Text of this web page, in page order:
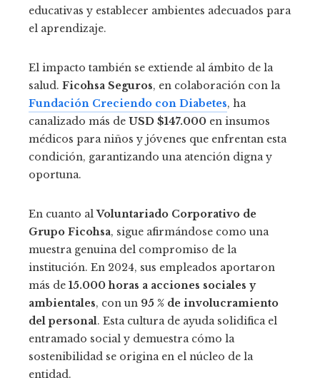
educativas y establecer ambientes adecuados para
el aprendizaje.
El impacto también se extiende al ámbito de la
salud. Ficohsa Seguros, en colaboración con la
Fundación Creciendo con Diabetes, ha
canalizado más de USD $147.000 en insumos
médicos para niños y jóvenes que enfrentan esta
condición, garantizando una atención digna y
oportuna.
En cuanto alVoluntariado Corporativo de
Grupo Ficohsa, sigue afirmándose como una
muestra genuina del compromiso de la
institución. En 2024, sus empleados aportaron
más de 15.000 horas a acciones sociales y
ambientales, con un 95 % de involucramiento
del personal. Esta cultura de ayuda solidifica el
entramado social y demuestra cómo la
sostenibilidad se origina en el núcleo de la
entidad.